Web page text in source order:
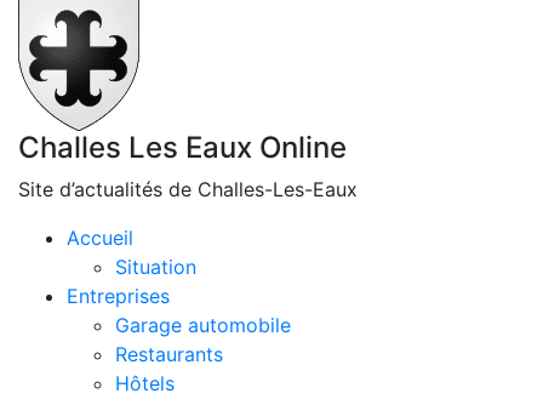
Challes Les Eaux Online
Site d’actualités de Challes-Les-Eaux
Accueil
Situation
Entreprises
Garage automobile
Restaurants
Hôtels